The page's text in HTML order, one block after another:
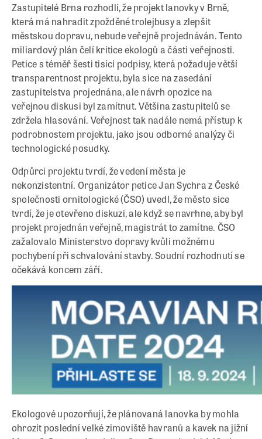
Zastupitelé Brna rozhodli, že projekt lanovky v Brně,
která má nahradit zpožděné trolejbusy a zlepšit
městskou dopravu, nebude veřejně projednáván. Tento
miliardový plán čelí kritice ekologů a části veřejnosti.
Petice s téměř šesti tisíci podpisy, která požaduje větší
transparentnost projektu, byla sice na zasedání
zastupitelstva projednána, ale návrh opozice na
veřejnou diskusi byl zamítnut. Většina zastupitelů se
zdržela hlasování. Veřejnost tak nadále nemá přístup k
podrobnostem projektu, jako jsou odborné analýzy či
technologické posudky.
Odpůrci projektu tvrdí, že vedení města je
nekonzistentní. Organizátor petice Jan Sychra z České
společnosti ornitologické (ČSO) uvedl, že město sice
tvrdí, že je otevřeno diskuzi, ale když se navrhne, aby byl
projekt projednán veřejně, magistrát to zamítne. ČSO
zažalovalo Ministerstvo dopravy kvůli možnému
pochybení při schvalování stavby. Soudní rozhodnutí se
očekává koncem září.
Ekologové upozorňují, že plánovaná lanovka by mohla
ohrozit poslední velké zimoviště havranů a kavek na jižní